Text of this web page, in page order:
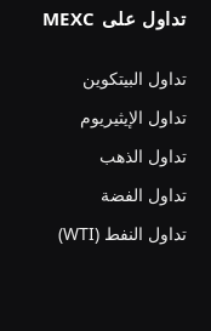
تداول على MEXC
تداول البيتكوين
تداول الإيثيريوم
تداول الذهب
تداول الفضة
تداول النفط (WTI)